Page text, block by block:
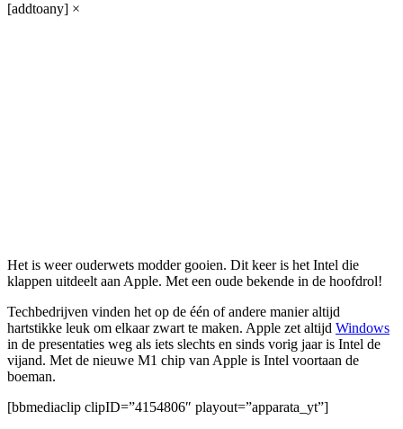
[addtoany] ×
Het is weer ouderwets modder gooien. Dit keer is het Intel die
klappen uitdeelt aan Apple. Met een oude bekende in de hoofdrol!
Techbedrijven vinden het op de één of andere manier altijd
hartstikke leuk om elkaar zwart te maken. Apple zet altijd Windows
in de presentaties weg als iets slechts en sinds vorig jaar is Intel de
vijand. Met de nieuwe M1 chip van Apple is Intel voortaan de
boeman.
[bbmediaclip clipID=”4154806″ playout=”apparata_yt”]